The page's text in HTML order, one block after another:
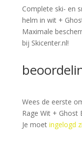
Complete ski- en
helm in wit +
Maximale
bij Skicenter.nl!
Wees de eerste
Rage Wit + Ghost
Je moet ingelogd